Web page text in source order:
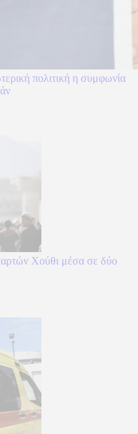
πολιτική η συμφωνία
Χούθι μέσα σε δύο